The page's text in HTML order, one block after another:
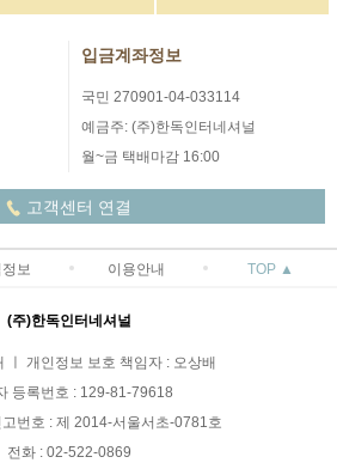
입금계좌정보
국민 270901-04-033114
예금주: (주)한독인터네셔널
월~금 택배마감 16:00
고객센터 연결
보 이용안내 TOP ▲
(주)한독인터네셔널
ㅣ 개인정보 보호 책임자 : 오상배
등록번호 : 129-81-79618
번호 : 제 2014-서울서초-0781호
전화 : 02-522-0869